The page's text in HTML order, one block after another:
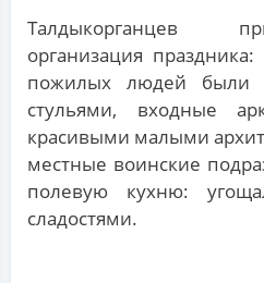
Талдыкорганцев
организация
пожилых людей были
стульями, входные
красивыми малыми
местные воинские
полевую кухню:
сладостями.